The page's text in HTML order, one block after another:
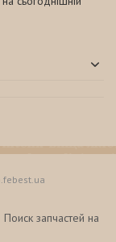
Поиск запчастей на